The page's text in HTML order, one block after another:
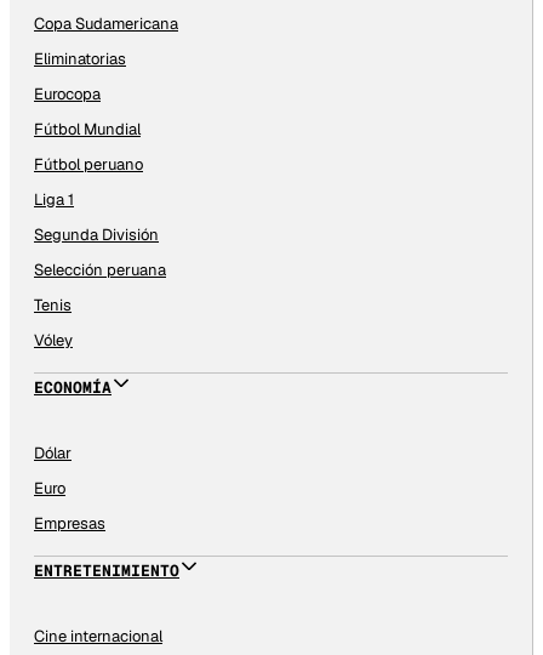
Copa Sudamericana
Eliminatorias
Eurocopa
Fútbol Mundial
Fútbol peruano
Liga 1
Segunda División
Selección peruana
Tenis
Vóley
ECONOMÍA
Dólar
Euro
Empresas
ENTRETENIMIENTO
Cine internacional